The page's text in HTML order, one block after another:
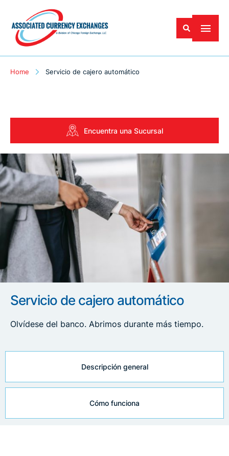
Home Servicio de cajero automático
Encuentra una Sucursal
Servicio de cajero automático
Olvídese del banco. Abrimos durante más tiempo.
Descripción general
Cómo funciona